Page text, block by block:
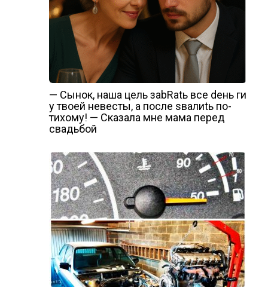
— Сынок, наша цель заbRаtь все dень ги
у твоей невесты, а после sвалиtь по-
тихому! — Сказала мне мама перед
свадьбой